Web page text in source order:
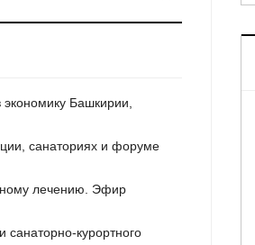
Башкирии,
санаториях и форуме
лечению. Эфир
курортного